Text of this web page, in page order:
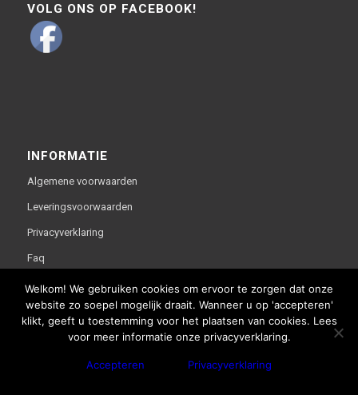
VOLG ONS OP FACEBOOK!
INFORMATIE
Algemene voorwaarden
Leveringsvoorwaarden
Privacyverklaring
Faq
WebThisSign | © Copyright - Van Lente
Welkom! We gebruiken cookies om ervoor te zorgen dat onze
website zo soepel mogelijk draait. Wanneer u op 'accepteren'
klikt, geeft u toestemming voor het plaatsen van cookies. Lees
voor meer informatie onze privacyverklaring.
Accepteren Privacyverklaring